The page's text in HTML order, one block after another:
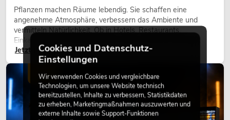
Pflanzen machen Räume lebendig. Sie schaffen eine
angenehme Atmosphäre, verbessern das Ambiente und
vermitteln Natürlichkeit. Ob in Hotels, Restaurants,
Einkaufszentren, Bürogebäuden oder auf Messeständen:
eine hochwertige Begrünung gehört heute längst zum
modernen Raumkonzept.
Jetzt lesen
LICHT
Cookies und Datenschutz-
Einstellungen
Wir verwenden Cookies und vergleichbare
Technologien, um unsere Website technisch
bereitzustellen, Inhalte zu verbessern, Statistikdaten
zu erheben, Marketingmaßnahmen auszuwerten und
externe Inhalte sowie Support-Funktionen